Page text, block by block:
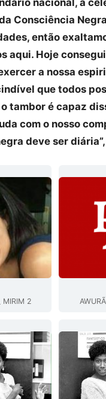
Consciência
então
aqui. Hoje
a nossa
que todos
tambor é capaz
com o nosso
deve ser
MIRIM 2